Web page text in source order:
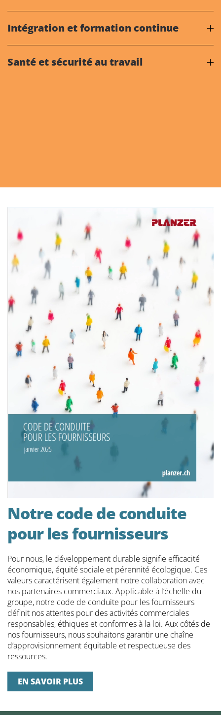
Intégration et formation continue
Santé et sécurité au travail
Notre code de conduite
pour les fournisseurs
Pour nous, le développement durable signifie efficacité
économique, équité sociale et pérennité écologique. Ces
valeurs caractérisent également notre collaboration avec
nos partenaires commerciaux. Applicable à l’échelle du
groupe, notre code de conduite pour les fournisseurs
définit nos attentes pour des activités commerciales
responsables, éthiques et conformes à la loi. Aux côtés de
nos fournisseurs, nous souhaitons garantir une chaîne
d’approvisionnement équitable et respectueuse des
ressources.
EN SAVOIR PLUS